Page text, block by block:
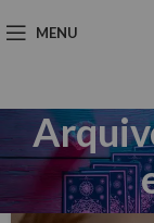
MENU